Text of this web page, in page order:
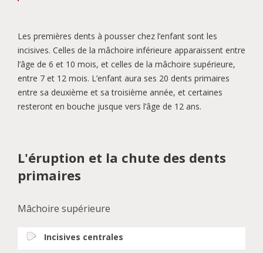
Les premières dents à pousser chez l’enfant sont les
incisives. Celles de la mâchoire inférieure apparaissent entre
l’âge de 6 et 10 mois, et celles de la mâchoire supérieure,
entre 7 et 12 mois. L’enfant aura ses 20 dents primaires
entre sa deuxième et sa troisième année, et certaines
resteront en bouche jusque vers l’âge de 12 ans.
L'éruption et la chute des dents
primaires
Mâchoire supérieure
Incisives centrales